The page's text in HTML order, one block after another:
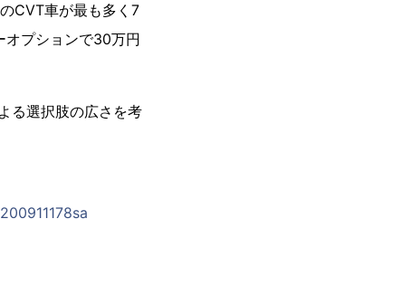
CVT車が最も多く7
オプションで30万円
る選択肢の広さを考